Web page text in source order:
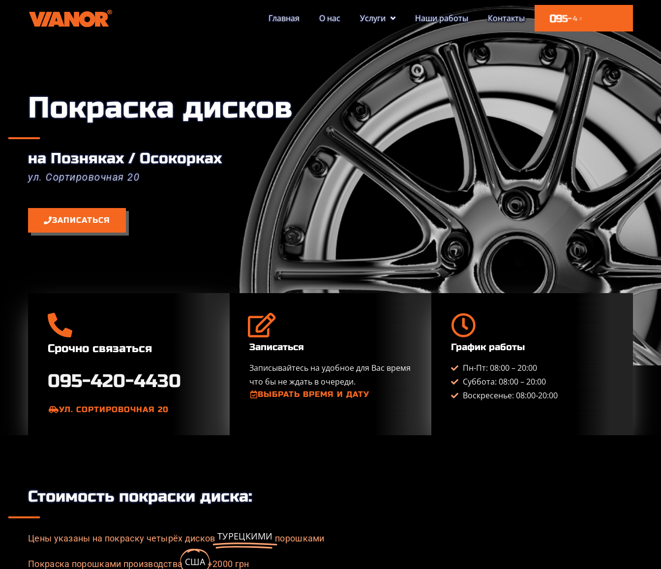
Главная О нас Услуги Наши работы Контакты 095-42
Покраска дисков
на Позняках / Осокорках
ул. Сортировочная 20
ЗАПИСАТЬСЯ
Срочно связаться
4 3 0-4430
УЛ. СОРТИРОВОЧНАЯ 20
Записаться
Записывайтесь на удобное для Вас время
что бы не ждать в очереди.
ВЫБРАТЬ ВРЕМЯ И ДАТУ
График работы
Пн-Пт: 08:00 – 20:00
Суббота: 08:00 – 20:00
Воскресенье: 08:00-20:00
Стоимость покраски диска:
Цены указаны на покраску четырёх дисков ТУРЕЦКИМИ порошками
Покраска порошками производства США +2000 грн